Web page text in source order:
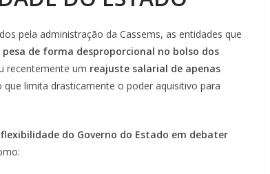
pela administração da Cassems, as entidades que
de forma desproporcional no bolso dos
recentemente um reajuste salarial de apenas
limita drasticamente o poder aquisitivo para
do Governo do Estado em debater